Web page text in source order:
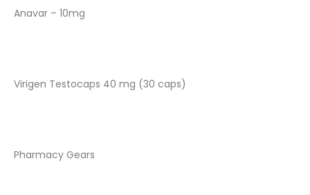
Anavar – 10mg
Virigen Testocaps 40 mg (30 caps)
Pharmacy Gears